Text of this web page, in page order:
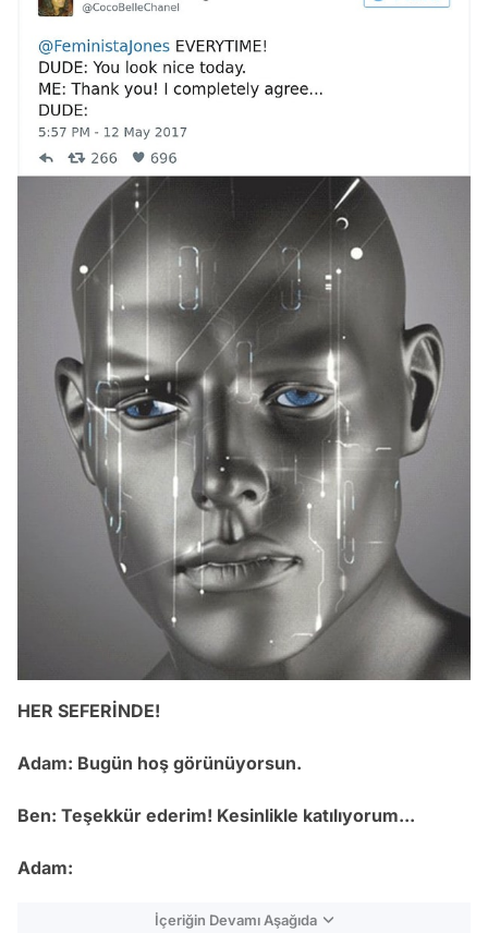
HER SEFERİNDE!
Adam: Bugün hoş görünüyorsun.
Ben: Teşekkür ederim! Kesinlikle katılıyorum...
Adam:
İçeriğin Devamı Aşağıda